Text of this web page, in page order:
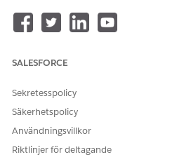
använda verktyget
Konfigurera den semantiska
serviceagent Analytics
Steg 1: Konfigurera MCP i
SALESFORCE
Sekretesspolicy
Säkerhetspolicy
Användningsvillkor
Riktlinjer för deltagande